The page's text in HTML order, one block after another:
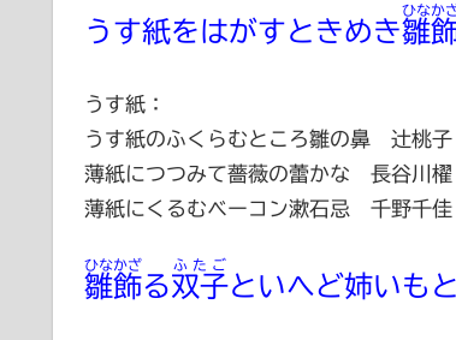
うす紙をはがすときめき雛
ひなか
うす紙：
うす紙のふくらむところ雛の鼻 辻桃子
薄紙につつみて薔薇の蕾かな 長谷川櫂
薄紙にくるむベーコン漱石忌 千野千佳
雛飾
ひなかざ
る双子
ふたご
といへど姉いも